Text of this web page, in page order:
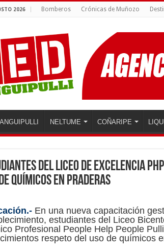
2026 Bomberos Crónicas de Muñozo
NELTUME COÑARIPE
del Liceo de Excelencia
químicos en praderas
En una nueva capacitación
estudiantes del Liceo
Profesional People Help People
respeto del uso de químicos